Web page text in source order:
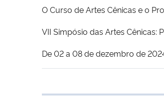
O Curso de Artes Cênicas e o
VII Simpósio das Artes Cênicas:
De 02 a 08 de dezembro de